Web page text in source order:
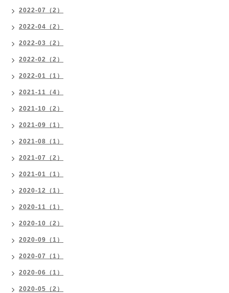
2022-07（2）
2022-04（2）
2022-03（2）
2022-02（2）
2022-01（1）
2021-11（4）
2021-10（2）
2021-09（1）
2021-08（1）
2021-07（2）
2021-01（1）
2020-12（1）
2020-11（1）
2020-10（2）
2020-09（1）
2020-07（1）
2020-06（1）
2020-05（2）